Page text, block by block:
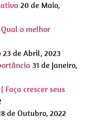
20 de Maio,
o melhor
23 de Abril, 2023
31 de Janeiro,
crescer seus
de Outubro, 2022